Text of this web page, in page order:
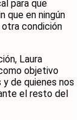
para que
que en ningún
otra condición
Laura
objetivo
de quienes nos
el resto del